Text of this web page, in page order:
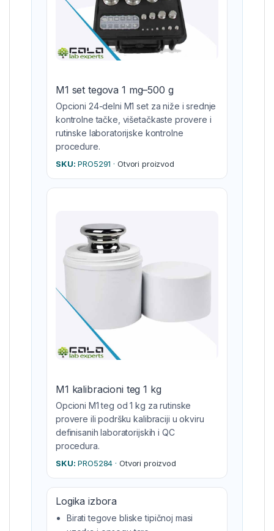
M1 set tegova 1 mg–500 g
Opcioni 24-delni M1 set za niže i srednje
kontrolne tačke, višetačkaste provere i
rutinske laboratorijske kontrolne
procedure.
SKU: PRO5291 · Otvori proizvod
M1 kalibracioni teg 1 kg
Opcioni M1 teg od 1 kg za rutinske
provere ili podršku kalibraciji u okviru
definisanih laboratorijskih i QC
procedura.
SKU: PRO5284 · Otvori proizvod
Logika izbora
Birati tegove bliske tipičnoj masi